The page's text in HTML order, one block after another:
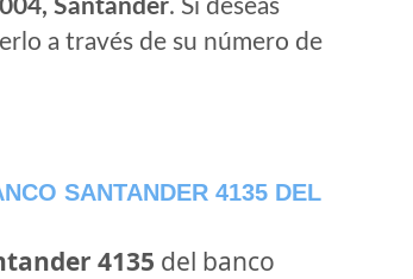
Santander. Si deseas
a través de su número de
SANTANDER 4135 DEL
4135 del banco